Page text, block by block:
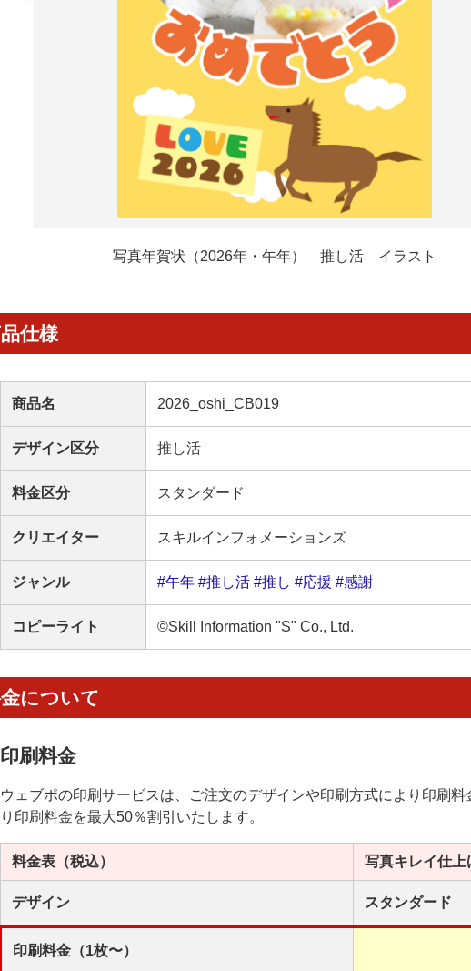
写真年賀状（2026年・午年） 推し活 イラスト
仕様
商品名 2026_oshi_CB019
デザイン区分 推し活
料金区分 スタンダード
クリエイター スキルインフォメーションズ
ジャンル #午年 #推し活 #推し #応援 #感謝
コピーライト ©Skill Information "S" Co., Ltd.
について
印刷料金
ウェブポの印刷サービスは、ご注文のデザインや印刷方式により印刷
り印刷料金を最大50％割引いたします。
料金表 （税込） 写真キレイ仕上
デザイン スタンダード
印刷料金（1枚〜）